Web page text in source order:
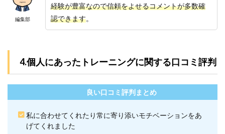
は食
事制
限が
か？
7.6
6.24/7
ウト
はト
レー
編集部
経験が豊富なので信頼をよせるコメントが多数確
認できます。
4.個人にあったトレーニングに関する口コミ評判
良い口コミ評判まとめ
私に合わせてくれたり常に寄り添いモチベーションをあ
げてくれました